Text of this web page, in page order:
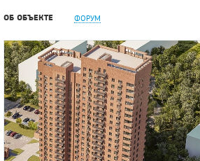
ОБ ОБЪЕКТЕ ФОРУМ